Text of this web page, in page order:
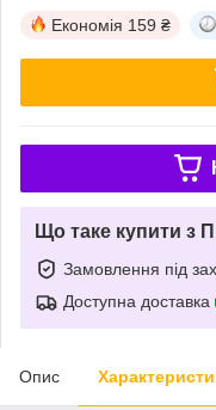
Економія 159 ₴
Що таке купити з
Замовлення під
Доступна доставка
Опис